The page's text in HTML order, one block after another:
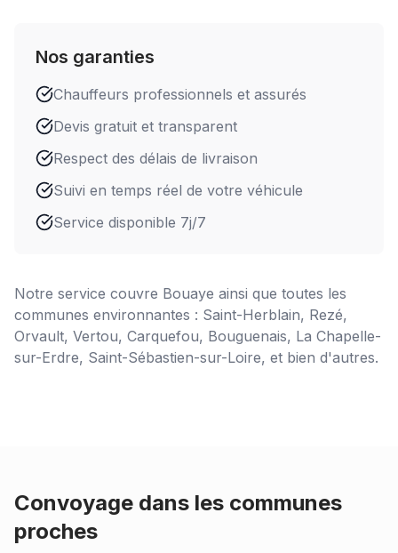
Nos garanties
Chauffeurs professionnels et assurés
Devis gratuit et transparent
Respect des délais de livraison
Suivi en temps réel de votre véhicule
Service disponible 7j/7
Notre service couvre Bouaye ainsi que toutes les
communes environnantes : Saint-Herblain, Rezé,
Orvault, Vertou, Carquefou, Bouguenais, La Chapelle-
sur-Erdre, Saint-Sébastien-sur-Loire, et bien d'autres.
Convoyage dans les communes
proches